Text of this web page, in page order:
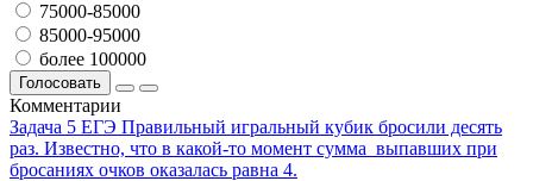
75000-85000
85000-95000
более 100000
Голосовать
Комментарии
Задача 5 ЕГЭ Правильный игральный кубик бросили десять
раз. Известно, что в какой-то момент сумма выпавших при
бросаниях очков оказалась равна 4.